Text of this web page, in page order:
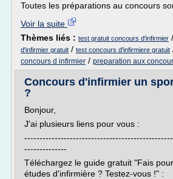
Toutes les préparations au concours
Voir la suite
Thèmes liés : test gratuit concours d'infirmier /
d'infirmier gratuit / test concours d'infirmiere gratuit
concours d infirmier / preparation aux
Concours d'infirmier un
?
Bonjour,
J'ai plusieurs liens pour vous :
--------------
Téléchargez le guide gratuit "Fais
études d'infirmière ? Testez-vous !" :